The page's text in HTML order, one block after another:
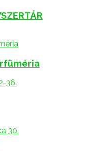
36.
30.